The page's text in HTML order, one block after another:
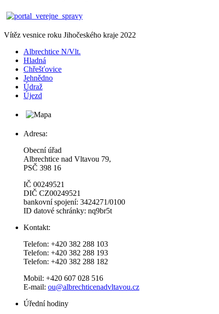
Vítěz vesnice roku Jihočeského kraje 2022
Albrechtice N/Vlt.
Hladná
Chřešťovice
Jehnědno
Údraž
Újezd
Adresa:
Obecní úřad
Albrechtice nad Vltavou 79,
PSČ 398 16
IČ 00249521
DIČ CZ00249521
bankovní spojení: 3424271/0100
ID datové schránky: nq9br5t
Kontakt:
Telefon: +420 382 288 103
Telefon: +420 382 288 193
Telefon: +420 382 288 182
Mobil: +420 607 028 516
E-mail: ou@albrechticenadvltavou.cz
Úřední hodiny